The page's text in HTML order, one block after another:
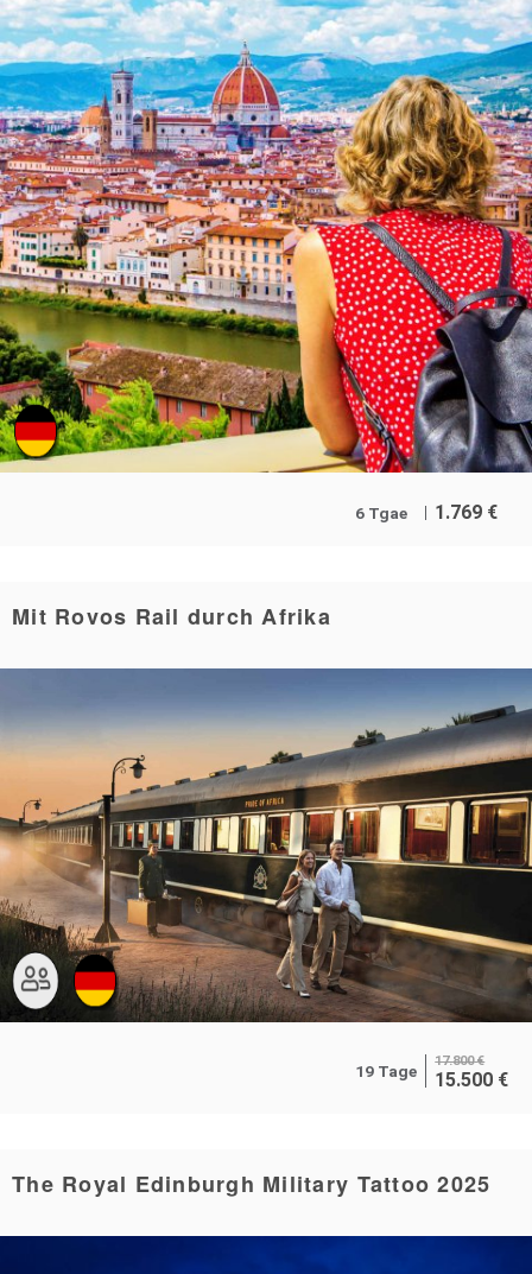
6 Tgae 1.769 €
Mit Rovos Rail durch Afrika
19 Tage
17.800 €
15.500 €
The Royal Edinburgh Military Tattoo 2025